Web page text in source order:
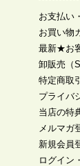
お支払い
お買い物
最新★お
卸販売（
特定商取
プライバ
当店の特
メルマガ
新規会員
ログイン